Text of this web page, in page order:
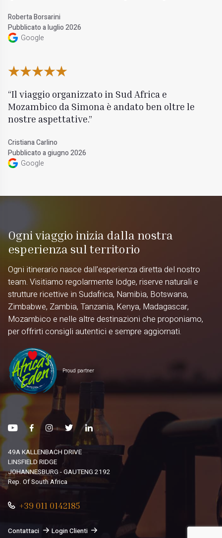
Roberta Borsarini
Pubblicato a luglio 2026
Google
Il viaggio organizzato in Sud Africa e
Mozambico da Simona è andato ben oltre le
nostre aspettative.
Cristiana Carlino
Pubblicato a giugno 2026
Google
Ogni viaggio inizia dalla nostra
esperienza sul territorio
Ogni itinerario nasce dall'esperienza diretta del nostro
team. Visitiamo regolarmente lodge, riserve naturali e
strutture ricettive in Sudafrica, Namibia, Botswana,
Zimbabwe, Zambia, Tanzania, Kenya, Madagascar,
Mozambico e nelle altre destinazioni che proponiamo,
per offrirti consigli autentici e sempre aggiornati.
Proud partner
49A KALLENBACH DRIVE
LINSFIELD RIDGE
JOHANNESBURG - GAUTENG 2192
Rep. Of South Africa
+39 011 0142185
Contattaci Login Clienti